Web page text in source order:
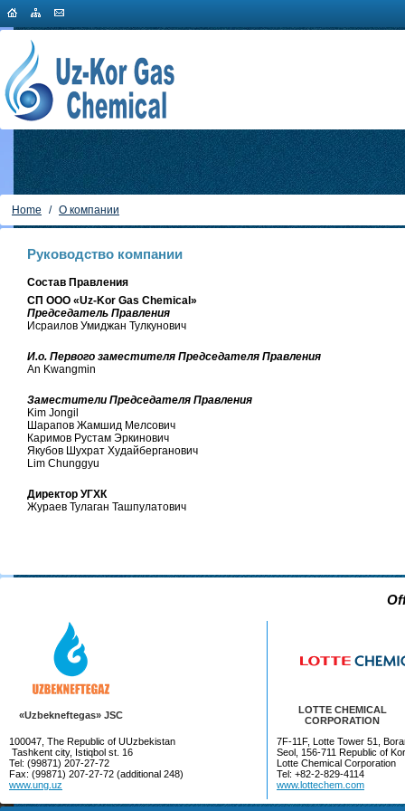
Home / О компании
Руководство компании
Состав Правления
СП OOO «Uz-Kor Gas Chemical »
Председатель Правления
Исраилов Умиджан Тулкунович
И.о. Первого заместителя Председателя Правления
An Kwangmin
Заместители Председателя Правления
Kim Jongil
Шарапов Жамшид Мелсович
Каримов Рустам Эркинович
Якубов Шухрат Худайберганович
Lim Chunggyu
Директор УГХК
Жураев Тулаган Ташпулатович
«Uzbekneftegas» JSC
LOTTE CHEMICAL
CORPORATION
100047, The Republic of UUzbekistan
Tashkent city, Istiqbol st. 16
Tel: (99871) 207-27-72
Fax: (99871) 207-27-72 (additional 248)
www.ung.uz
7F-11F, Lotte Tower 51,
Seol, 156-711 Republic of
Lotte Chemical Corporation
Tel: +82-2-829-4114
www.lottechem.com